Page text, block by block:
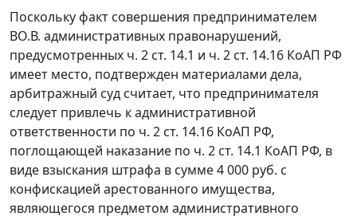
Поскольку факт совершения предпринимателем
ВО.В. административных правонарушений,
предусмотренных ч. 2 ст. 14.1 и ч. 2 ст. 14.16 КоАП РФ
имеет место, подтвержден материалами дела,
арбитражный суд считает, что предпринимателя
следует привлечь к административной
ответственности по ч. 2 ст. 14.16 КоАП РФ,
поглощающей наказание по ч. 2 ст. 14.1 КоАП РФ, в
виде взыскания штрафа в сумме 4 000 руб. с
конфискацией арестованного имущества,
являющегося предметом административного